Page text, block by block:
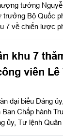
tướng
Bộ Quốc
7 về chiến lược
tiếp đoàn.
khu 7
viên Lê
đại biểu Đảng
Chấp hành
ủy, Tư lệnh